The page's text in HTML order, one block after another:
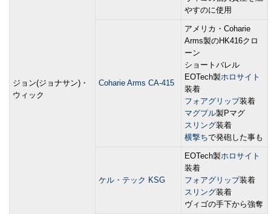
ジョン(ジョナサン)・
ウィック
やすのに使用
Coharie Arms CA-415
アメリカ・Coharie
Arms製のHK416クロ
ーン
ショートバレル
EOTech製ホロサイト
装着
フォアグリップ装着
マグプル製Pマグ
スリング装着
横撃ちで発砲した事も
ケル・テック KSG
EOTech製ホロサイト
装着
フォアグリップ装着
スリング装着
ヴィゴの手下から強奪